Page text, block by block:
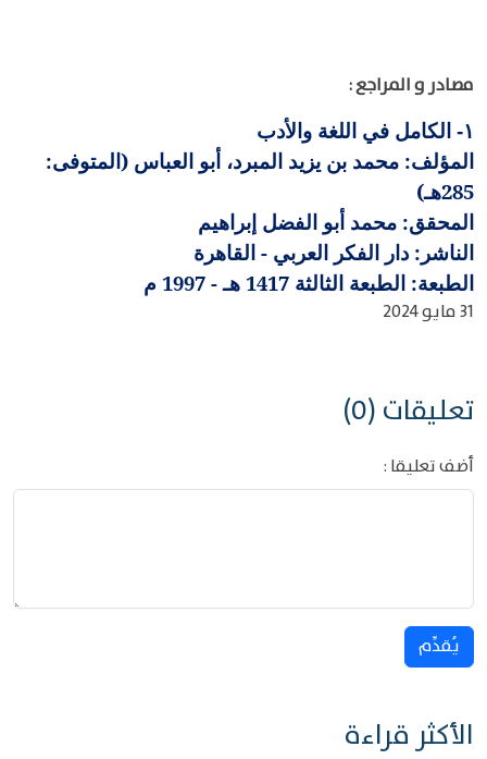
مصادر و المراجع :
١-
الكامل في اللغة والأدب
المؤلف: محمد بن يزيد المبرد، أبو العباس (المتوفى:
285هـ)
المحقق: محمد أبو الفضل إبراهيم
الناشر: دار الفكر العربي - القاهرة
الطبعة: الطبعة الثالثة 1417 هـ - 1997 م
31 مايو 2024
تعليقات (0)
أضف تعليقا :
يُقدِّم
الأكثر قراءة